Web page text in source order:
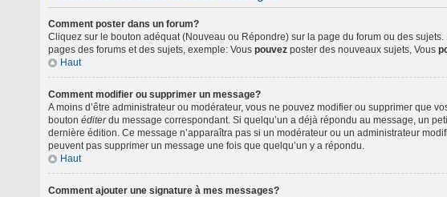
Comment poster dans un forum?
Cliquez sur le bouton adéquat (Nouveau ou Répondre) sur la page du forum ou des
pages des forums et des sujets, exemple: Vous pouvez poster des nouveaux sujets, Vous
Haut
Comment modifier ou supprimer un message?
A moins d’être administrateur ou modérateur, vous ne pouvez modifier ou supprimer que
bouton éditerdu message correspondant. Si quelqu’un a déjà répondu au message, un
dernière édition. Ce message n’apparaîtra pas si un modérateur ou un administrateur
peuvent pas supprimer un message une fois que quelqu’un y a répondu.
Haut
Comment ajouter une signature à mes messages?